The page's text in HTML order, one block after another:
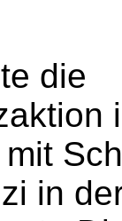
die
in